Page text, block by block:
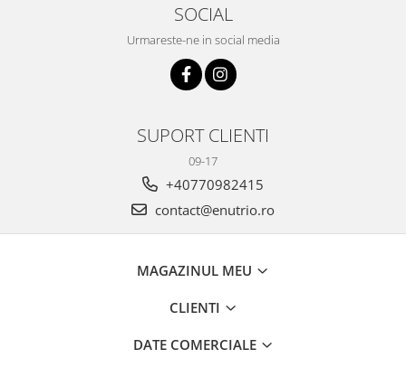
SOCIAL
Urmareste-ne in social media
SUPORT CLIENTI
09-17
+40770982415
contact@enutrio.ro
MAGAZINUL MEU
CLIENTI
DATE COMERCIALE